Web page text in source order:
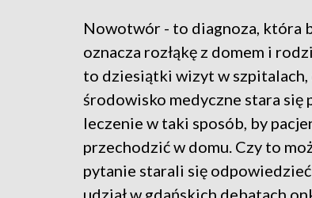
Nowotwór - to diagnoza, która
oznacza rozłąkę z domem i
to dziesiątki wizyt w
środowisko medyczne stara się
leczenie w taki sposób, by
przechodzić w domu. Czy to
pytanie starali się
udział w gdańskich debatach